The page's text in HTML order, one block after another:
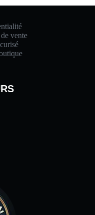
vente